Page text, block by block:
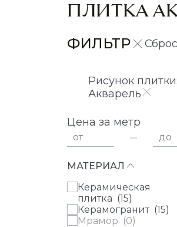
ПЛИТКА
ФИЛЬТР
Рисунок плитки:
Акварель
Цена за метр
от до
МАТЕРИАЛ
Керамическая
плитка (15)
Керамогранит (15)
Мрамор (0)